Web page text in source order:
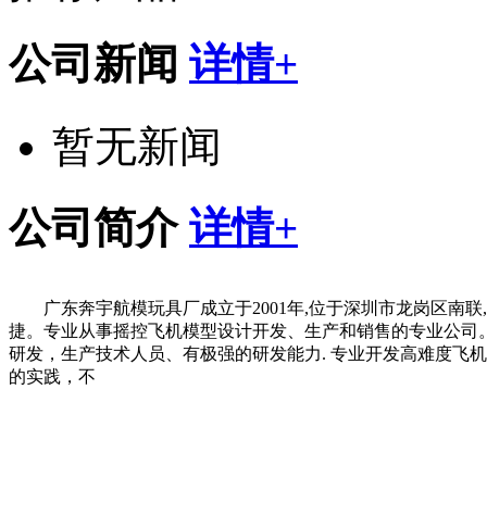
公司新闻 详情+
暂无新闻
公司简介 详情+
广东奔宇航模玩具厂成立于2001年,位于深圳市龙岗区南
捷。专业从事摇控飞机模型设计开发、生产和销售的专业公
研发，生产技术人员、有极强的研发能力. 专业开发高难度飞
的实践，不